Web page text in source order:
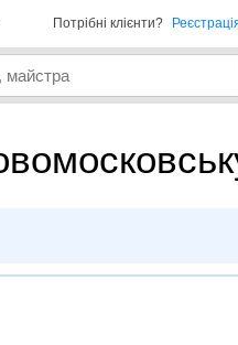
Потрібні клієнти?